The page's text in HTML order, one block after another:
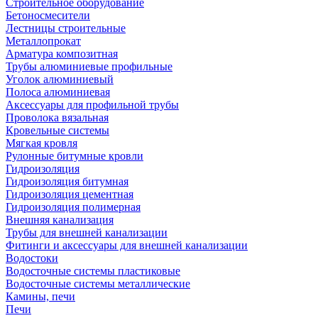
Строительное оборудование
Бетоносмесители
Лестницы строительные
Металлопрокат
Арматура композитная
Трубы алюминиевые профильные
Уголок алюминиевый
Полоса алюминиевая
Аксессуары для профильной трубы
Проволока вязальная
Кровельные системы
Мягкая кровля
Рулонные битумные кровли
Гидроизоляция
Гидроизоляция битумная
Гидроизоляция цементная
Гидроизоляция полимерная
Внешняя канализация
Трубы для внешней канализации
Фитинги и аксессуары для внешней канализации
Водостоки
Водосточные системы пластиковые
Водосточные системы металлические
Камины, печи
Печи